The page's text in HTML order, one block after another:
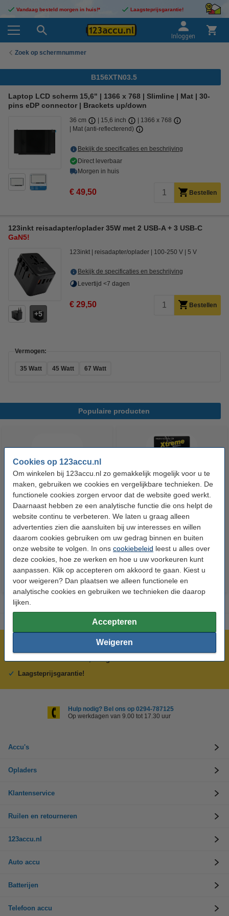
Cookies op 123accu.nl
Om winkelen bij 123accu.nl zo gemakkelijk mogelijk voor u te
maken, gebruiken we cookies en vergelijkbare technieken. De
functionele cookies zorgen ervoor dat de website goed werkt.
Daarnaast hebben ze een analytische functie die ons helpt de
website continu te verbeteren. We laten u graag alleen
advertenties zien die aansluiten bij uw interesses en willen
daarom cookies gebruiken om uw gedrag binnen en buiten
onze website te volgen. In ons cookiebeleid leest u alles over
deze cookies, hoe ze werken en hoe u uw voorkeuren kunt
aanpassen. Klik op accepteren om akkoord te gaan. Kiest u
voor weigeren? Dan plaatsen we alleen functionele en
analytische cookies en gebruiken we technieken die daarop
lijken.
Accepteren
Weigeren
Vandaag besteld morgen in huis!* Laagsteprijsgarantie!
Inloggen
Zoek op schermnummer
B156XTN03.5
Laptop LCD scherm 15,6" | 1366 x 768 | Slimline | Mat | 30-
pins eDP connector | Brackets up/down
36 cm 15,6 inch
1366 x 768
Mat (anti-reflecterend)
Bekijk de specificaties en beschrijving
Direct leverbaar
Morgen in huis
€ 49,50 Bestellen
123inkt reisadapter/oplader 35W met 2 USB-A + 3 USB-C
GaN5!
5
123inkt reisadapter/oplader 100-250 V 5 V
Bekijk de specificaties en beschrijving
Levertijd <7 dagen
€ 29,50 Bestellen
Vermogen:
35 Watt 45 Watt 67 Watt
Populaire producten
123accu Xtreme Power AAA /
MN2400 / LR03 alkaline batterij
24 stuks
123accu Xtreme Power
knoopcellen multipack
€ 5,95
Meer dan 5 miljoen klanten!
Voor 23.59 uur besteld, morgen in huis!
Laagsteprijsgarantie!
Hulp nodig? Bel ons op 0294-787125
Op werkdagen van 9.00 tot 17.30 uur
Accu's
Opladers
Klantenservice
Ruilen en retourneren
123accu.nl
Auto accu
Batterijen
Telefoon accu